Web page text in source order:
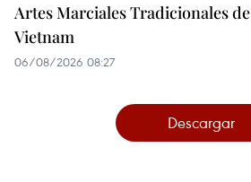
Artes Marciales Tradicionales de
Vietnam
06/08/2026 08:27
Descargar